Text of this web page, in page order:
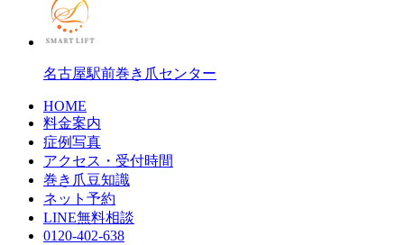
名古屋駅前巻き爪センター
HOME
料金案内
症例写真
アクセス・受付時間
巻き爪豆知識
ネット予約
LINE無料相談
0120-402-638